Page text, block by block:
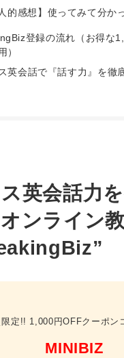
人的感想】使ってみて分か
登録の流れ（お得な
）
英会話で『話す力』を徹
英会話力
ンライン教
限定!! 1,000円OFFクーポン
MINIBIZ